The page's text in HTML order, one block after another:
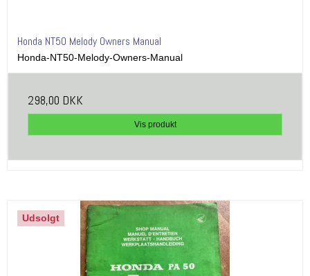
Honda NT50 Melody Owners Manual
Honda-NT50-Melody-Owners-Manual
298,00 DKK
Vis produkt
Udsolgt